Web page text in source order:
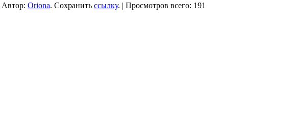
Автор: Oriona. Сохранить ссылку. | Просмотров всего: 191